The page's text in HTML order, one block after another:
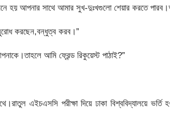
হয় আপনার সাথে আমার সুখ-দুঃখগুলো শেয়ার করতে
করছেন,বন্ধুত্ব করব।”
আমি ফ্রেন্ড রিকুয়েস্ট পাঠাই?”
এইচএসসি পরীক্ষা দিয়ে ঢাকা বিশ্ববিদ্যালয়ে